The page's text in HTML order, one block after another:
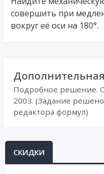
совершить при
вокруг её оси на 180°.
Подробное решение.
2003. (Задание
редактора формул)
СКИДКИ